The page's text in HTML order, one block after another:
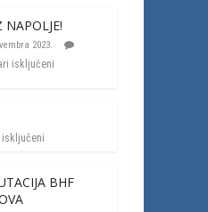
NAPOLJE!
2023.
isključeni
isključeni
BHF